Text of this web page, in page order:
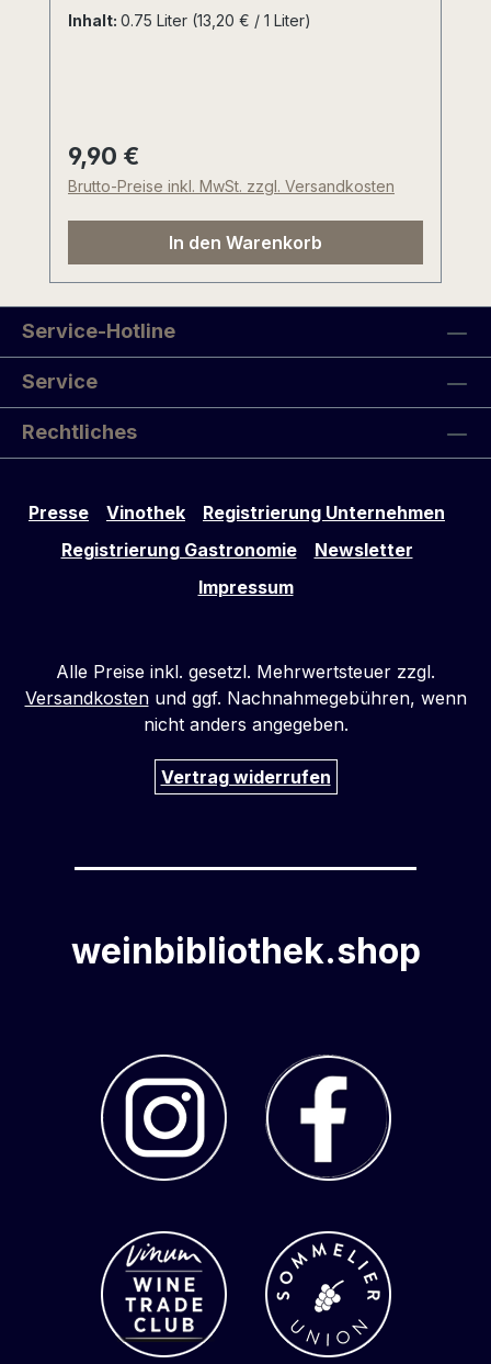
von circa 50 hl pro Hektar, jüngere
Zusammenstellung. Weinbergspfirsisch,
Grüne Paprika, Brennessel, Kresse,
weißer Spargel und feine Blütenaromen,
langer, buttriger und weinig-hefiger
Nachhall am Gaumen. Die vorhandene
Säure und die rauchige Mineralität des
Feuersteins perfekt getragen. Lecker zum
Sommersalat, gegrilltem Putensteak oder
Wachtel. Man spürt die sehr sorgfältige
und traditionsbewusste Handschrift vom
Junoirchef Franck Hermann. Angebot gilt
solange der Vorrat reicht - leider haben
Lager. Übrigens, die Weinregion Cahors ist
besonders für ihren tannin- und
farbstarken Malbec berühmt. Diese
Rebsorte wird bis heute bei Bordeaux-
Inhalt: 0.75 Liter (13,20 € / 1 Liter)
Regulärer Preis:
9,90 €
Brutto-Preise inkl. MwSt. zzgl. Versandkosten
In den Warenkorb
Service-Hotline
Service
Rechtliches
Presse Vinothek
Registrierung Unternehmen
Registrierung Gastronomie
Newsletter
Impressum
Alle Preise inkl. gesetzl. Mehrwertsteuer zzgl.
Versandkostenund ggf. Nachnahmegebühren, wenn
nicht anders angegeben.
Vertrag widerrufen
weinbibliothek.shop